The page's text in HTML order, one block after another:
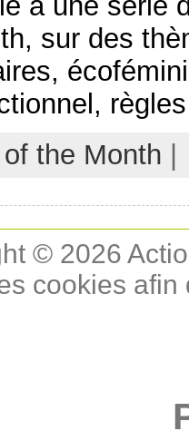
sur des
the Month
© 2026
cookies